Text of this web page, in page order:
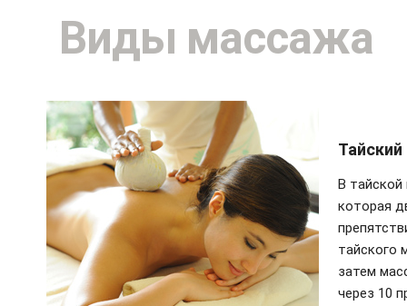
Виды массажа
В тайской
которая
тайского
затем
через 10